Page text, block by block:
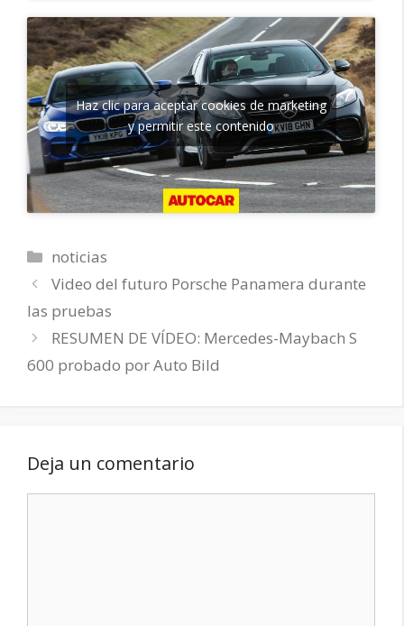
Haz clic para aceptar cookies de marketing
y permitir este contenido
Categorías
noticias
Video del futuro Porsche Panamera durante
las pruebas
RESUMEN DE VÍDEO: Mercedes-Maybach S
600 probado por Auto Bild
Deja un comentario